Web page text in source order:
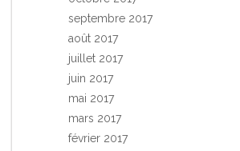
septembre 2017
août 2017
juillet 2017
juin 2017
mai 2017
mars 2017
février 2017